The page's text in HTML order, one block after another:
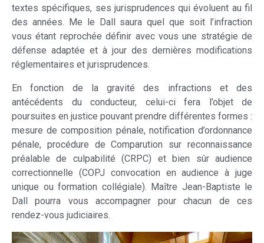
textes spécifiques, ses jurisprudences qui évoluent au fil
des années. Me le Dall saura quel que soit l’infraction
vous étant reprochée définir avec vous une stratégie de
défense adaptée et à jour des dernières modifications
réglementaires et jurisprudences.
En fonction de la gravité des infractions et des
antécédents du conducteur, celui-ci fera l’objet de
poursuites en justice pouvant prendre différentes formes :
mesure de composition pénale, notification d’ordonnance
pénale, procédure de Comparution sur reconnaissance
préalable de culpabilité (CRPC) et bien sûr audience
correctionnelle (COPJ convocation en audience à juge
unique ou formation collégiale). Maître Jean-Baptiste le
Dall pourra vous accompagner pour chacun de ces
rendez-vous judiciaires.